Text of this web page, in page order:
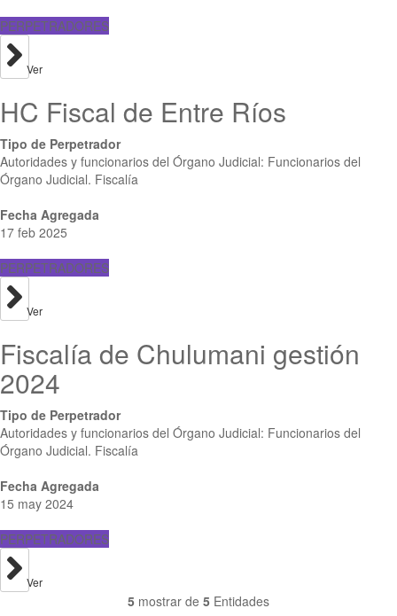
PERPETRADORES
Ver
HC Fiscal de Entre Ríos
Tipo de Perpetrador
Autoridades y funcionarios del Órgano Judicial: Funcionarios del
Órgano Judicial. Fiscalía
Fecha Agregada
17 feb 2025
PERPETRADORES
Ver
Fiscalía de Chulumani gestión
2024
Tipo de Perpetrador
Autoridades y funcionarios del Órgano Judicial: Funcionarios del
Órgano Judicial. Fiscalía
Fecha Agregada
15 may 2024
PERPETRADORES
Ver
5 mostrar de 5 Entidades